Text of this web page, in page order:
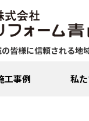
皆様に信頼される地
工事例 私